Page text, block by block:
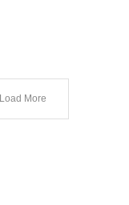
Load More